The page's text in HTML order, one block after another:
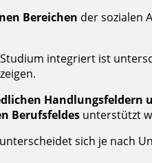
Bereichen der sozialen
integriert ist
Handlungsfeldern
Berufsfeldes unterstützt
sich je nach